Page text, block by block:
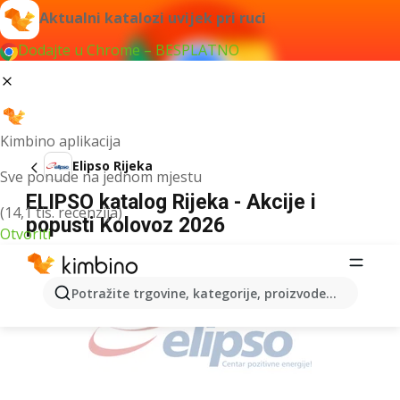
Aktualni katalozi uvijek pri ruci
Dodajte u Chrome – BESPLATNO
Kimbino aplikacija
Sve ponude na jednom mjestu
(14,1 tis. recenzija)
Otvoriti
Potražite trgovine, kategorije, proizvode...
Elipso Rijeka
ELIPSO katalog Rijeka - Akcije i
popusti Kolovoz 2026